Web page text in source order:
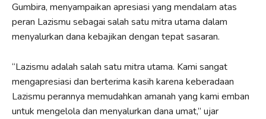
Gumbira, menyampaikan apresiasi yang mendalam atas
peran Lazismu sebagai salah satu mitra utama dalam
menyalurkan dana kebajikan dengan tepat sasaran.
“Lazismu adalah salah satu mitra utama. Kami sangat
mengapresiasi dan berterima kasih karena keberadaan
Lazismu perannya memudahkan amanah yang kami emban
untuk mengelola dan menyalurkan dana umat,” ujar